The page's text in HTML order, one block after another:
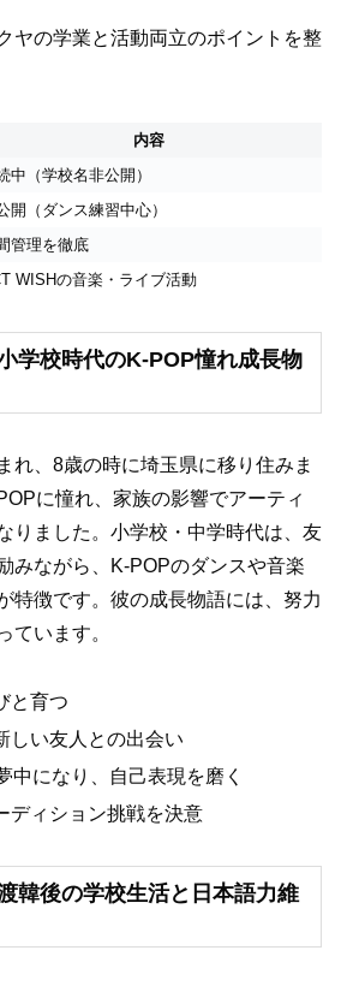
ヤの学業と活動両立のポイントを整
内容
中（学校名非公開）
開（ダンス練習中心）
管理を徹底
WISHの音楽・ライブ活動
学校時代のK-POP憧れ成長物
れ、8歳の時に埼玉県に移り住みま
に憧れ、家族の影響でアーティ
りました。小学校・中学時代は、友
みながら、K-POPのダンスや音楽
特徴です。彼の成長物語には、努力
ています。
と育つ
しい友人との出会い
中になり、自己表現を磨く
ディション挑戦を決意
韓後の学校生活と日本語力維